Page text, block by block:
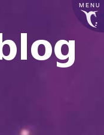
MENU